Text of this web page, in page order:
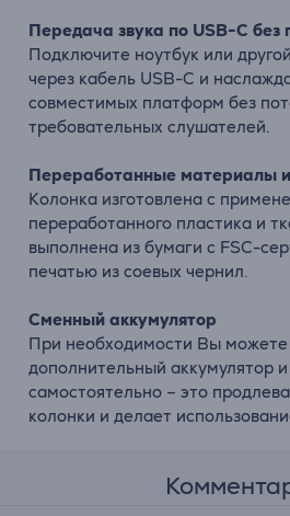
Передача звука по USB-C без
Подключите ноутбук или
через кабель USB-C и
совместимых платформ без
требовательных слушателей.
Переработанные материалы
Колонка изготовлена с
переработанного пластика и
выполнена из бумаги с FSC-
печатью из соевых чернил.
Сменный аккумулятор
При необходимости Вы можете
дополнительный аккумулятор
самостоятельно – это
колонки и делает